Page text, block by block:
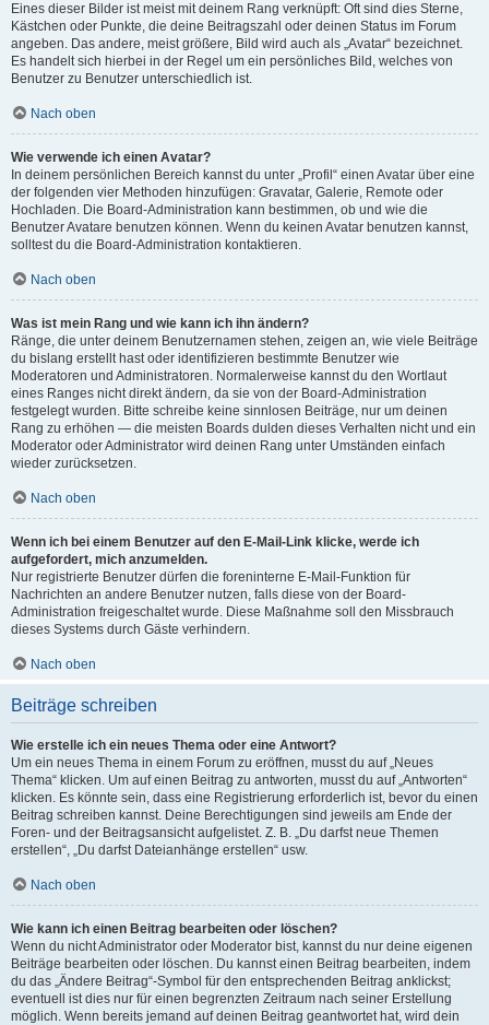
Eines dieser Bilder ist meist mit deinem Rang verknüpft: Oft sind dies Sterne,
Kästchen oder Punkte, die deine Beitragszahl oder deinen Status im Forum
angeben. Das andere, meist größere, Bild wird auch als „Avatar“ bezeichnet.
Es handelt sich hierbei in der Regel um ein persönliches Bild, welches von
Benutzer zu Benutzer unterschiedlich ist.
Nach oben
Wie verwende ich einen Avatar?
In deinem persönlichen Bereich kannst du unter „Profil“ einen Avatar über eine
der folgenden vier Methoden hinzufügen: Gravatar, Galerie, Remote oder
Hochladen. Die Board-Administration kann bestimmen, ob und wie die
Benutzer Avatare benutzen können. Wenn du keinen Avatar benutzen kannst,
solltest du die Board-Administration kontaktieren.
Nach oben
Was ist mein Rang und wie kann ich ihn ändern?
Ränge, die unter deinem Benutzernamen stehen, zeigen an, wie viele Beiträge
du bislang erstellt hast oder identifizieren bestimmte Benutzer wie
Moderatoren und Administratoren. Normalerweise kannst du den Wortlaut
eines Ranges nicht direkt ändern, da sie von der Board-Administration
festgelegt wurden. Bitte schreibe keine sinnlosen Beiträge, nur um deinen
Rang zu erhöhen — die meisten Boards dulden dieses Verhalten nicht und ein
Moderator oder Administrator wird deinen Rang unter Umständen einfach
wieder zurücksetzen.
Nach oben
Wenn ich bei einem Benutzer auf den E-Mail-Link klicke, werde ich
aufgefordert, mich anzumelden.
Nur registrierte Benutzer dürfen die foreninterne E-Mail-Funktion für
Nachrichten an andere Benutzer nutzen, falls diese von der Board-
Administration freigeschaltet wurde. Diese Maßnahme soll den Missbrauch
dieses Systems durch Gäste verhindern.
Nach oben
Beiträge schreiben
Wie erstelle ich ein neues Thema oder eine Antwort?
Um ein neues Thema in einem Forum zu eröffnen, musst du auf „Neues
Thema“ klicken. Um auf einen Beitrag zu antworten, musst du auf „Antworten“
klicken. Es könnte sein, dass eine Registrierung erforderlich ist, bevor du einen
Beitrag schreiben kannst. Deine Berechtigungen sind jeweils am Ende der
Foren- und der Beitragsansicht aufgelistet. Z. B. „Du darfst neue Themen
erstellen“, „Du darfst Dateianhänge erstellen“ usw.
Nach oben
Wie kann ich einen Beitrag bearbeiten oder löschen?
Wenn du nicht Administrator oder Moderator bist, kannst du nur deine eigenen
Beiträge bearbeiten oder löschen. Du kannst einen Beitrag bearbeiten, indem
du das „Ändere Beitrag“-Symbol für den entsprechenden Beitrag anklickst;
eventuell ist dies nur für einen begrenzten Zeitraum nach seiner Erstellung
möglich. Wenn bereits jemand auf deinen Beitrag geantwortet hat, wird dein